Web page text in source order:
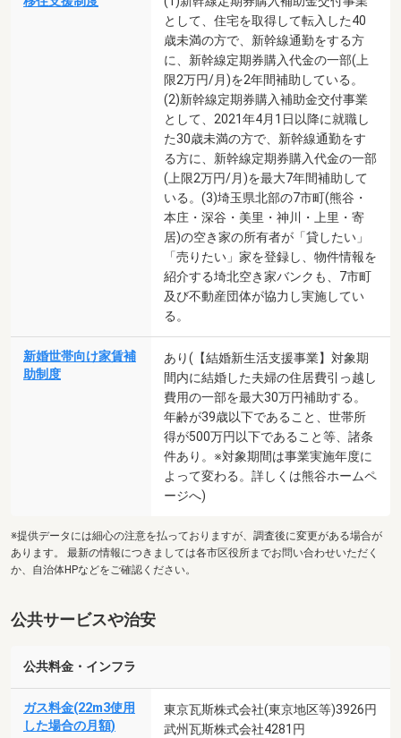
として、住宅を取得して転入した40
歳未満の方で、新幹線通勤をする方
に、新幹線定期券購入代金の一部(上
限2万円/月)を2年間補助している。
(2)新幹線定期券購入補助金交付事業
として、2021年4月1日以降に就職し
た30歳未満の方で、新幹線通勤をす
る方に、新幹線定期券購入代金の一部
(上限2万円/月)を最大7年間補助して
いる。(3)埼玉県北部の7市町(熊谷・
本庄・深谷・美里・神川・上里・寄
居)の空き家の所有者が「貸したい」
「売りたい」家を登録し、物件情報を
紹介する埼北空き家バンクも、7市町
及び不動産団体が協力し実施してい
る。
新婚世帯向け家賃補
助制度
あり(【結婚新生活支援事業】対象期
間内に結婚した夫婦の住居費引っ越し
費用の一部を最大30万円補助する。
年齢が39歳以下であること、世帯所
得が500万円以下であること等、諸条
件あり。※対象期間は事業実施年度に
よって変わる。詳しくは熊谷ホームペ
ージへ)
※提供データには細心の注意を払っておりますが、調査後に変更がある場合が
あります。 最新の情報につきましては各市区役所までお問い合わせいただく
か、自治体HPなどをご確認ください。
公共サービスや治安
公共料金・インフラ
ガス料金(22m3使用
した場合の月額)
東京瓦斯株式会社(東京地区等)3926円
武州瓦斯株式会社4281円